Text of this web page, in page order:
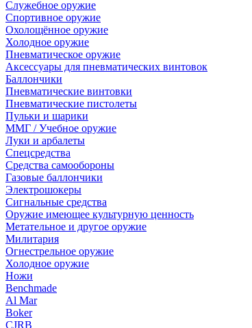
Служебное оружие
Спортивное оружие
Охолощённое оружие
Холодное оружие
Пневматическое оружие
Аксессуары для пневматических винтовок
Баллончики
Пневматические винтовки
Пневматические пистолеты
Пульки и шарики
ММГ / Учебное оружие
Луки и арбалеты
Спецсредства
Средства самообороны
Газовые баллончики
Электрошокеры
Сигнальные средства
Оружие имеющее культурную ценность
Метательное и другое оружие
Милитария
Огнестрельное оружие
Холодное оружие
Ножи
Benchmade
Al Mar
Boker
CJRB